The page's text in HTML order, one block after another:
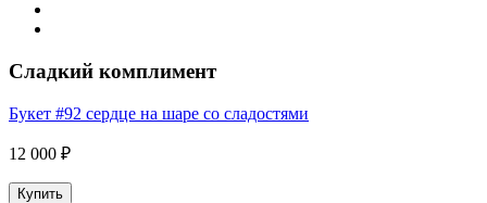
Сладкий комплимент
Букет #92 сердце на шаре со сладостями
12 000 ₽
Купить